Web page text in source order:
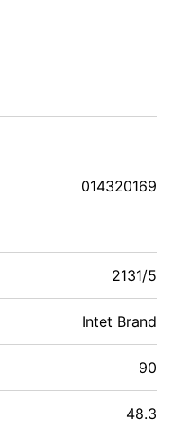
014320169
2131/5
Intet Brand
90
48.3